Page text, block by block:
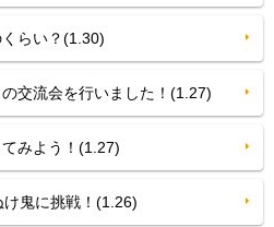
らい？(1.30)
交流会を行いました！(1.27)
みよう！(1.27)
鬼に挑戦！(1.26)